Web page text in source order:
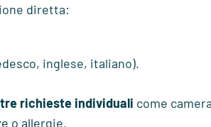
diretta:
inglese, italiano).
richieste individuali come
o allergie.